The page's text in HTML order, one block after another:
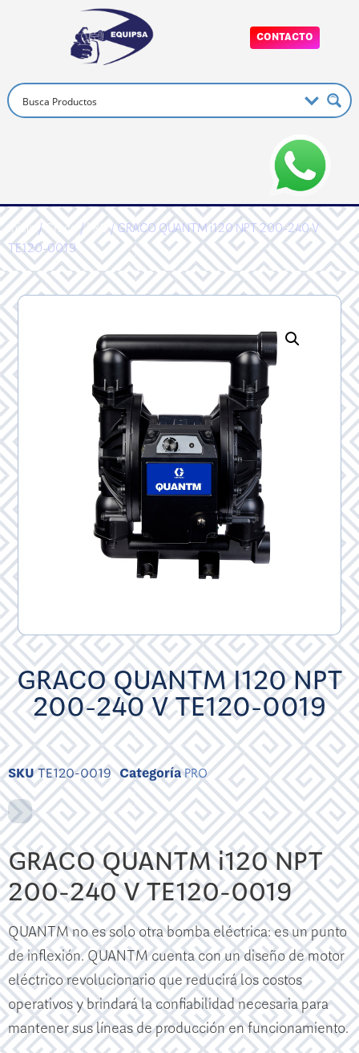
CONTACTO
Inicio/Graco/PRO/ GRACO QUANTM i120 NPT 200-240 V
TE120-0019
GRACO QUANTM I120 NPT
200-240 V TE120-0019
SKUTE120-0019 CategoríaPRO
GRACO QUANTM i120 NPT
200-240 V TE120-0019
QUANTM no es solo otra bomba eléctrica: es un punto
de inflexión. QUANTM cuenta con un diseño de motor
eléctrico revolucionario que reducirá los costos
operativos y brindará la confiabilidad necesaria para
mantener sus líneas de producción en funcionamiento.